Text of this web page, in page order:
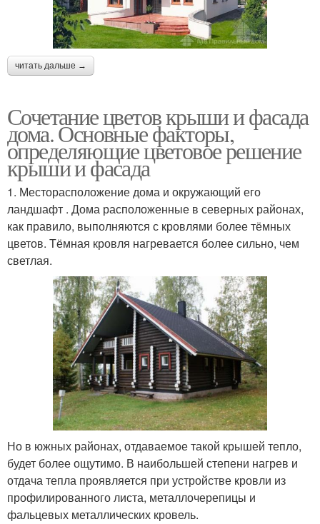
читать дальше →
Сочетание цветов крыши и фасада
дома. Основные факторы,
определяющие цветовое решение
крыши и фасада
1. Месторасположение дома и окружающий его
ландшафт . Дома расположенные в северных районах,
как правило, выполняются с кровлями более тёмных
цветов. Тёмная кровля нагревается более сильно, чем
светлая.
Но в южных районах, отдаваемое такой крышей тепло,
будет более ощутимо. В наибольшей степени нагрев и
отдача тепла проявляется при устройстве кровли из
профилированного листа, металлочерепицы и
фальцевых металлических кровель.